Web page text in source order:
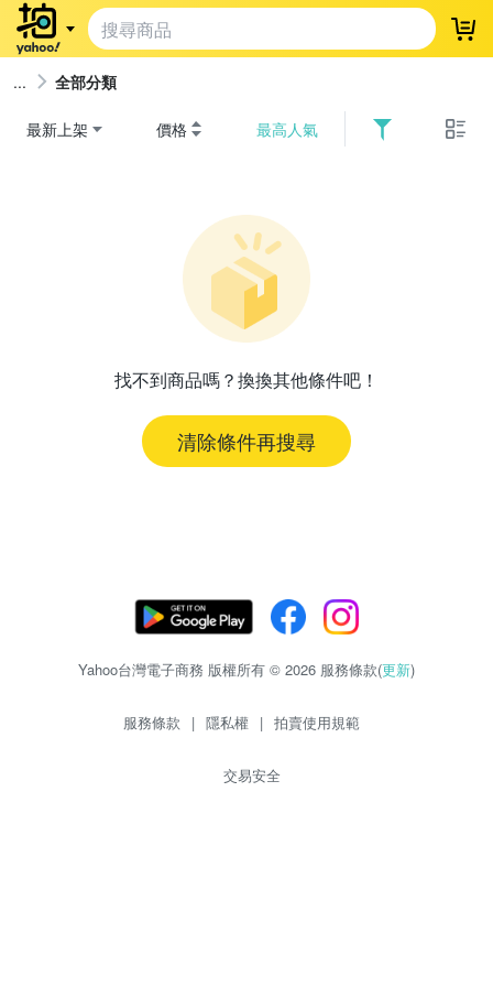
登
全部分類
最新上架 價格 最高人氣
找不到商品嗎？換換其他條件吧！
清除條件再搜尋
Yahoo台灣電子商務 版權所有 © 2026 服務條款(更新)
服務條款 | 隱私權 | 拍賣使用規範
交易安全